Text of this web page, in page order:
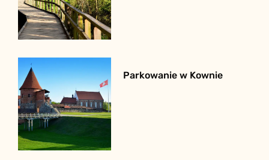
Parkowanie w Kownie